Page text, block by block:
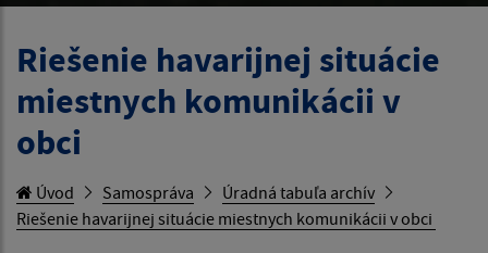
Riešenie havarijnej situácie
miestnych komunikácii v
obci
Úvod Samospráva
Úradná tabuľa archív
Riešenie havarijnej situácie miestnych komunikácii v obci